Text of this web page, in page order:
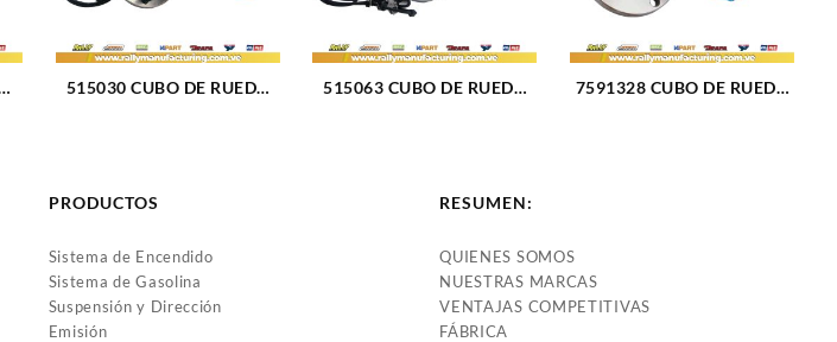
515030 CUBO DE RUEDA
515063 CUBO DE RUEDA
7591328 CUBO DE RUEDA
PRODUCTOS
Sistema de Encendido
Sistema de Gasolina
Suspensión y Dirección
Emisión
RESUMEN:
QUIENES SOMOS
NUESTRAS MARCAS
VENTAJAS COMPETITIVAS
FÁBRICA